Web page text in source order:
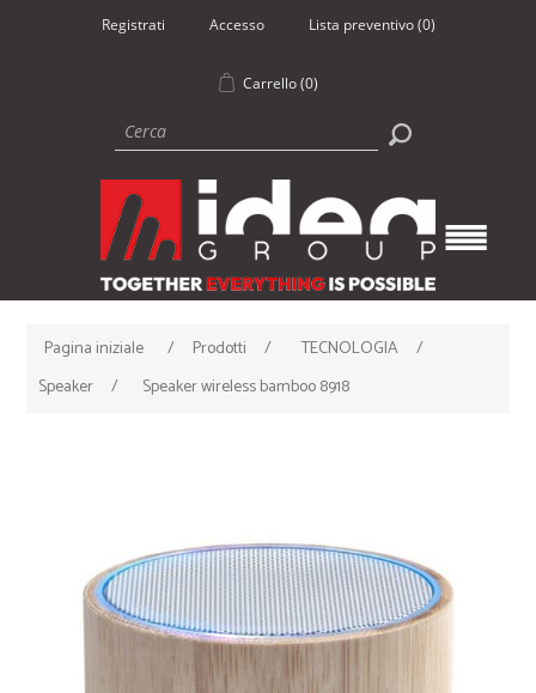
Registrati Accesso Lista preventivo (0)
Carrello (0)
Pagina iniziale / Prodotti / TECNOLOGIA
/
Speaker
/ Speaker wireless bamboo 8918